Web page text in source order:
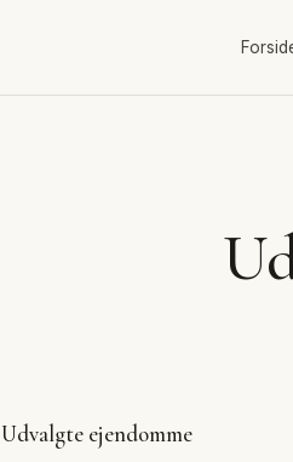
Udvalgte ejendomme